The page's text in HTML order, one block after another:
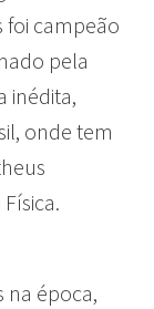
foi campeão
pela
inédita,
onde tem
na época,